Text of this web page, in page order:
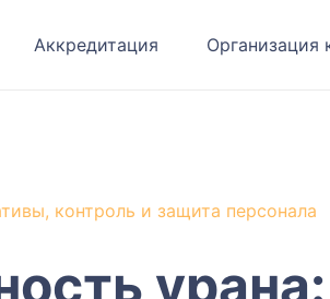
Аккредитация Организация
контроль и защита персонала